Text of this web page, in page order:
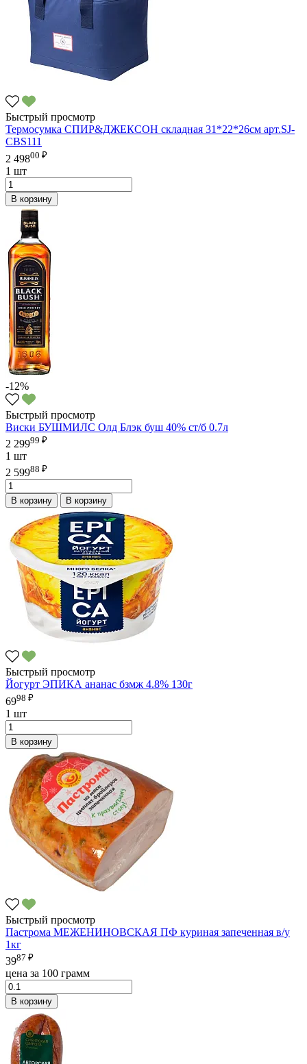
Быстрый просмотр
Термосумка СПИР&ДЖЕКСОН складная 31*22*26см арт.SJ-
CBS111
2 49800 ₽
1 шт
В корзину
-12%
Быстрый просмотр
Виски БУШМИЛС Олд Блэк буш 40% ст/б 0.7л
2 29999 ₽
1 шт
2 59988 ₽
В корзину В корзину
Быстрый просмотр
Йогурт ЭПИКА ананас бзмж 4.8% 130г
6998 ₽
1 шт
В корзину
Быстрый просмотр
Пастрома МЕЖЕНИНОВСКАЯ ПФ куриная запеченная в/у
1кг
3987 ₽
цена за 100 грамм
В корзину